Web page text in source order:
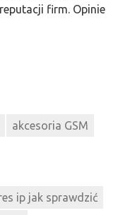
firm. Opinie
akcesoria GSM
ip jak sprawdzić